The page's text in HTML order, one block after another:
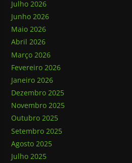
Julho 2026
Junho 2026
Maio 2026
Abril 2026
Março 2026
Fevereiro 2026
Janeiro 2026
Dezembro 2025
Novembro 2025
Outubro 2025
Setembro 2025
Agosto 2025
Julho 2025